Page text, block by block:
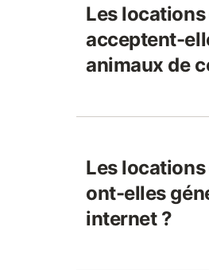
Les
acceptent-
animaux de
Les
ont-elles
internet ?